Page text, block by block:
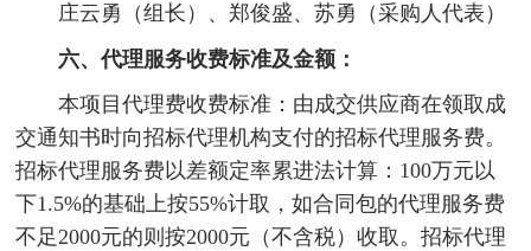
庄云勇（组长）、郑俊盛、苏勇（采购人代表）
六、代理服务收费标准及金额：
本项目代理费收费标准：由成交供应商在领取成
交通知书时向招标代理机构支付的招标代理服务费。
招标代理服务费以差额定率累进法计算：100万元以
下1.5%的基础上按55%计取，如合同包的代理服务费
不足2000元的则按2000元（不含税）收取。招标代理